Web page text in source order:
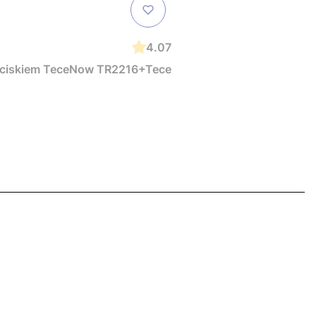
4.07
TeceNow TR2216+Tece